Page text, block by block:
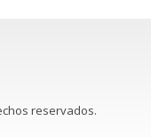
reservados.